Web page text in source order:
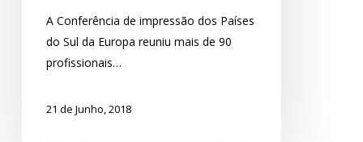
A Conferência de impressão dos Países
do Sul da Europa reuniu mais de 90
profissionais…
21 de Junho, 2018